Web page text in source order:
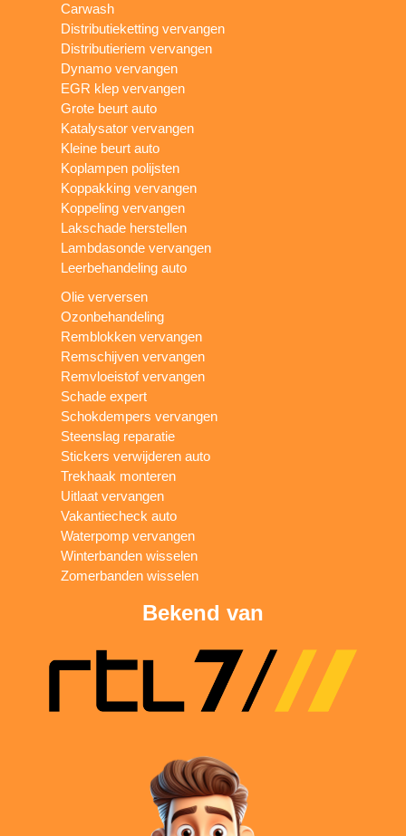
Carwash
Distributieketting vervangen
Distributieriem vervangen
Dynamo vervangen
EGR klep vervangen
Grote beurt auto
Katalysator vervangen
Kleine beurt auto
Koplampen polijsten
Koppakking vervangen
Koppeling vervangen
Lakschade herstellen
Lambdasonde vervangen
Leerbehandeling auto
Olie verversen
Ozonbehandeling
Remblokken vervangen
Remschijven vervangen
Remvloeistof vervangen
Schade expert
Schokdempers vervangen
Steenslag reparatie
Stickers verwijderen auto
Trekhaak monteren
Uitlaat vervangen
Vakantiecheck auto
Waterpomp vervangen
Winterbanden wisselen
Zomerbanden wisselen
Bekend van